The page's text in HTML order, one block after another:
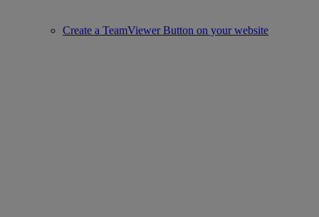
Create a TeamViewer Button on your website